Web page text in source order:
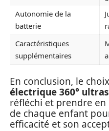
Autonomie de la
batterie
Caractéristiques
supplémentaires
En conclusion, le
électrique 360°
réfléchi et prendre
de chaque enfant
efficacité et son